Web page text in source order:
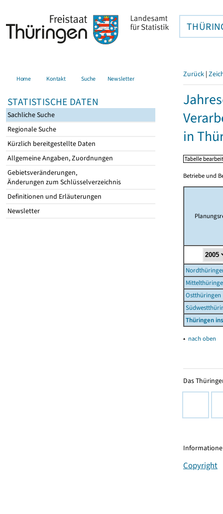
Home Kontakt Suche Newsletter
STATISTISCHE DATEN
Sachliche Suche
Regionale Suche
Kürzlich bereitgestellte Daten
Allgemeine Angaben, Zuordnungen
Gebietsveränderungen,
Änderungen zum Schlüsselverzeichnis
Definitionen und Erläuterungen
Newsletter
Zurück |
in
Betriebe und
Ostthüringen
Thüringen
▴ nach oben
Das
Copyright